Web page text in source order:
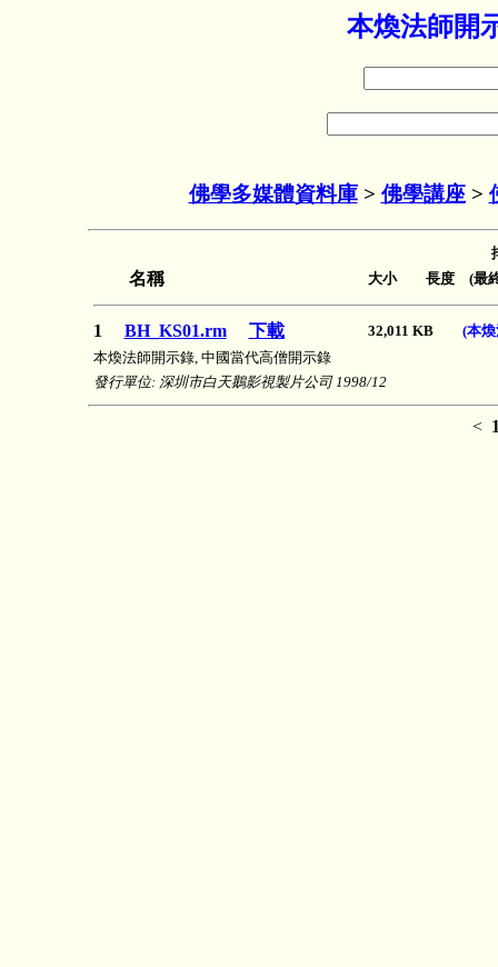
本煥法師開
佛學多媒體資料庫> 佛學講座>
名稱 大小 長度 (最終
1 BH_KS01.rm 下載 32,011 KB (本
本煥法師開示錄, 中國當代高僧開示錄
發行單位: 深圳市白天鵝影視製片公司 1998/12
<